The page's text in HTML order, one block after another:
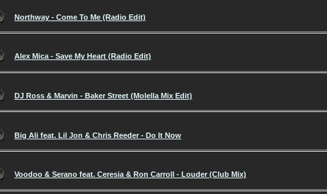
Northway - Come To Me (Radio Edit)
Alex Mica - Save My Heart (Radio Edit)
DJ Ross & Marvin - Baker Street (Molella Mix Edit)
Big Ali feat. Lil Jon & Chris Reeder - Do It Now
Voodoo & Serano feat. Ceresia & Ron Carroll - Louder (Club Mix)